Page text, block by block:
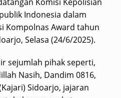
Indonesia dalam
Kompolnas Award tahun
Selasa (24/6/2025).
sejumlah pihak seperti,
Nasih, Dandim 0816,
Sidoarjo, jajaran